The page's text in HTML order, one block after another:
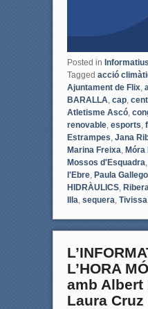
Posted in Informatius
Tagged acció
Ajuntament de Flix,
BARALLA cap,
Atletisme Ascó,
renovable, esports
Estrampes Jana
Marina Freixa Móra
Mossos d'Esquadra
l'Ebre, Paula Gallego,
HIDRÀULICS,
Illa sequera Tivissa
L’HORA
amb Albert
Laura Cruz